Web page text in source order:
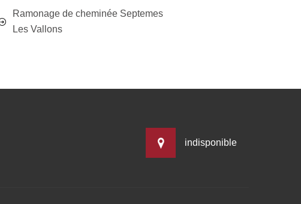
Ramonage de cheminée Septemes
Les Vallons
indisponible